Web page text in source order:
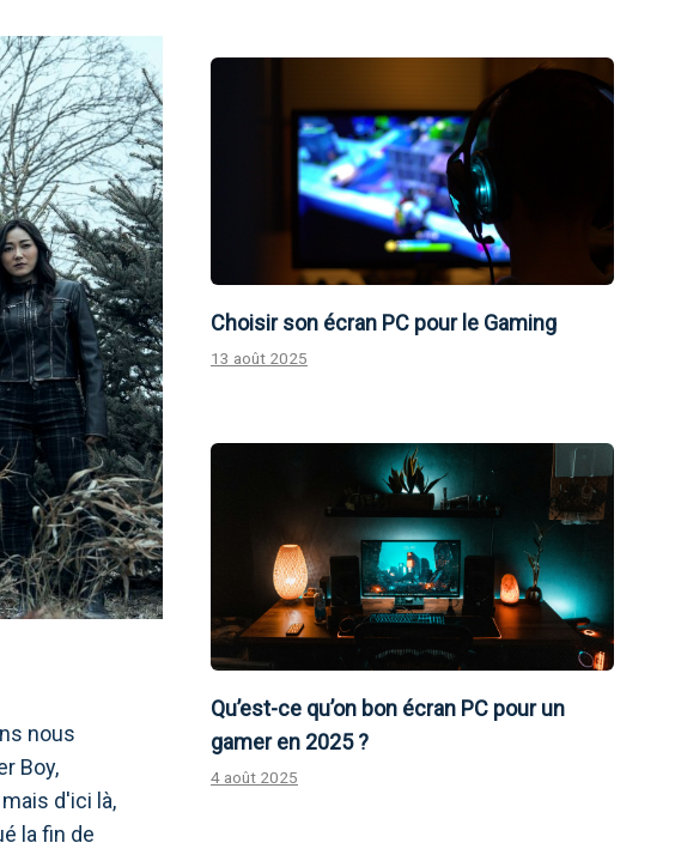
nous
Boy,
d'ici là,
la fin de
Choisir son écran PC pour le Gaming
13 août 2025
Qu’est-ce qu’on bon écran PC pour un
gamer en 2025 ?
4 août 2025